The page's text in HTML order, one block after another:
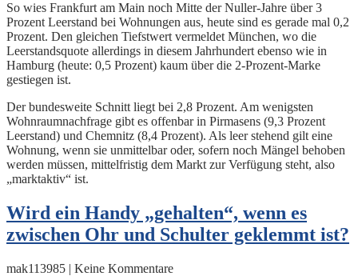
So wies Frankfurt am Main noch Mitte der Nuller-Jahre über 3
Prozent Leerstand bei Wohnungen aus, heute sind es gerade mal 0,2
Prozent. Den gleichen Tiefstwert vermeldet München, wo die
Leerstandsquote allerdings in diesem Jahrhundert ebenso wie in
Hamburg (heute: 0,5 Prozent) kaum über die 2-Prozent-Marke
gestiegen ist.
Der bundesweite Schnitt liegt bei 2,8 Prozent. Am wenigsten
Wohnraumnachfrage gibt es offenbar in Pirmasens (9,3 Prozent
Leerstand) und Chemnitz (8,4 Prozent). Als leer stehend gilt eine
Wohnung, wenn sie unmittelbar oder, sofern noch Mängel behoben
werden müssen, mittelfristig dem Markt zur Verfügung steht, also
„marktaktiv“ ist.
Wird ein Handy „gehalten“, wenn es
zwischen Ohr und Schulter geklemmt ist?
mak113985 | Keine Kommentare